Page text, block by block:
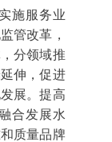
施服务业
管改革，
分领域推
伸，促进
展。提高
合发展水
质量品牌